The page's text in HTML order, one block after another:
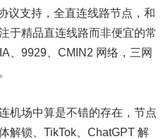
议支持，全直连线路节点，和
于精品直连线路而非便宜的常
、9929、CMIN2 网络，三网
机场中算是不错的存在，节点
解锁、TikTok、ChatGPT 解